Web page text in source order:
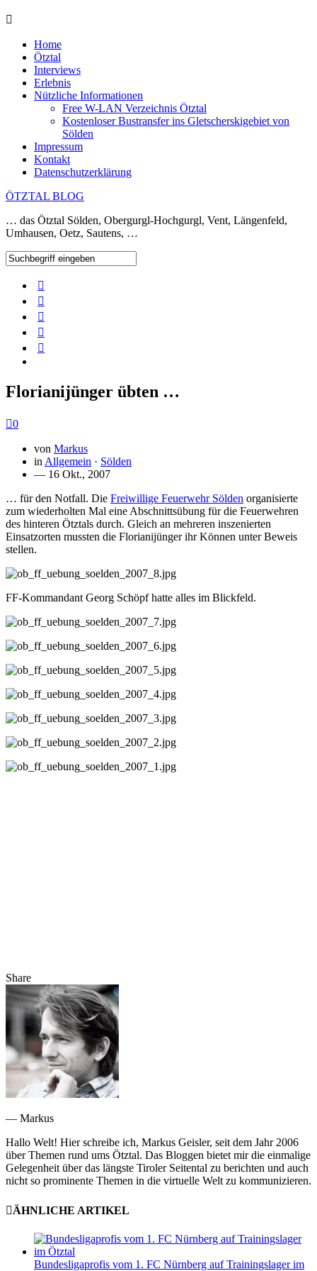
Home
Ötztal
Interviews
Erlebnis
Nützliche Informationen
Free W-LAN Verzeichnis Ötztal
Kostenloser Bustransfer ins Gletscherskigebiet von
Sölden
Impressum
Kontakt
Datenschutzerklärung
ÖTZTAL BLOG
… das Ötztal Sölden, Obergurgl-Hochgurgl, Vent, Längenfeld,
Umhausen, Oetz, Sautens, …
Florianijünger übten …
0
von Markus
in Allgemein · Sölden
— 16 Okt., 2007
… für den Notfall. Die Freiwillige Feuerwehr Sölden organisierte
zum wiederholten Mal eine Abschnittsübung für die Feuerwehren
des hinteren Ötztals durch. Gleich an mehreren inszenierten
Einsatzorten mussten die Florianijünger ihr Können unter Beweis
stellen.
FF-Kommandant Georg Schöpf hatte alles im Blickfeld.
Share
— Markus
Hallo Welt! Hier schreibe ich, Markus Geisler, seit dem Jahr 2006
über Themen rund ums Ötztal. Das Bloggen bietet mir die einmalige
Gelegenheit über das längste Tiroler Seitental zu berichten und auch
nicht so prominente Themen in die virtuelle Welt zu kommunizieren.
ÄHNLICHE ARTIKEL
Bundesligaprofis vom 1. FC Nürnberg auf Trainingslager im